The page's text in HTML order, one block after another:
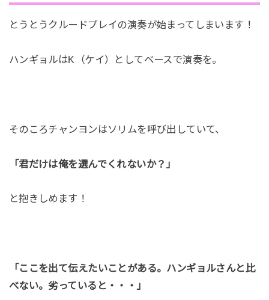
とうとうクルードプレイの演奏が始まってしまいます！
ハンギョルはK（ケイ）としてベースで演奏を。
そのころチャンヨンはソリムを呼び出していて、
「君だけは俺を選んでくれないか？」
と抱きしめます！
「ここを出て伝えたいことがある。ハンギョルさんと比
べない。劣っていると・・・」